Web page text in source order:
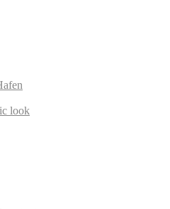
look